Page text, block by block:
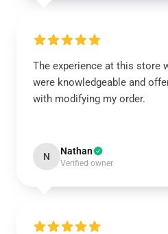
The experience at this store
were knowledgeable and
with modifying my order.
N Nathan
Verified owner